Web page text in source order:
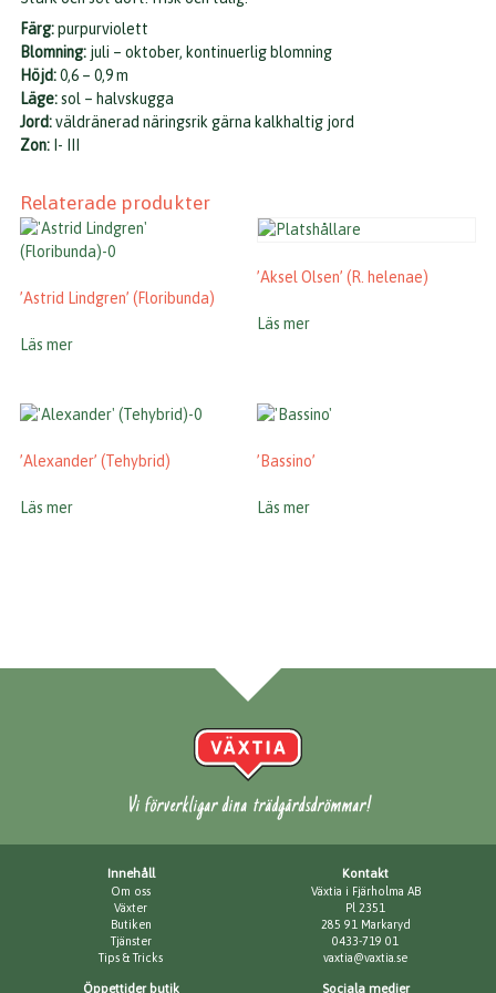
Färg:purpurviolett
Blomning: juli – oktober, kontinuerlig blomning
Höjd:0,6 – 0,9 m
Läge:sol – halvskugga
Jord:väldränerad näringsrik gärna kalkhaltig jord
Zon: I- III
Relaterade produkter
’Astrid Lindgren’ (Floribunda)
Läs mer
’Aksel Olsen’ (R. helenae)
Läs mer
’Alexander’ (Tehybrid)
Läs mer
’Bassino’
Läs mer
Vi förverkligar dina trädgårdsdrömmar!
Innehåll
Om oss
Växter
Butiken
Tjänster
Tips & Tricks
Kontakt
Växtia i Fjärholma AB
Pl 2351
285 91 Markaryd
0433-719 01
vaxtia@vaxtia.se
Öppettider butik Sociala medier